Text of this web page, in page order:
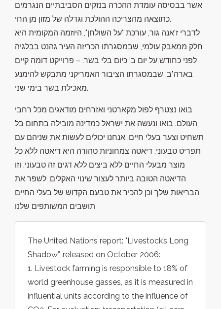
אשר בבסיסה עומדת ההכרה בנזקים הסביבתיים הנגרמים
כתוצאה מהצריכה ההולכת וגדלה של מזון מן החי.
לדברי ז'אנה גור, עורכת "על השולחן", היוזמה המקומית היא
חלק ממאבק עולמי, שבמסגרתו הכריזה העיר גהנט בבלגיה
לפני כחודש על יום ב' כיום בלי בשר. – פרוייקט דומה קיים
בארה"ב, שבמסגרתו הציבור האמריקני מתבקש להימנע
מאכילת בשר בימי שני.
בואו נצטרף לפול מקארטני ואזרחים מודאגים מכל רחבי
העולם. בואו ונעשה את ישראל כמדינה מובילה בתחום בל
תשחיט וצער בעלי חיים. אנחנו יכולים לעשות את שניהם עם
תפריט טבעוני. דיאטה צמחוניות טהורה היא דיאטה ללא כל
מוצר מבעלי החיים ללא ביצים ללא דגים זה טבעוני. וזו
הדיאטה הטובה ביותר לעצור שינוי האקלים, לשפר את
הבריאות שלך וכן להכיר את טבעם הקדוש של בעלי החיים
תושבים המשותפים שלנו
The United Nations report: "Livestock’s Long
Shadow”, released on October 2006:
1. Livestock farming is responsible to 18% of
world greenhouse gasses, as it is measured in
influential units according to the influence of